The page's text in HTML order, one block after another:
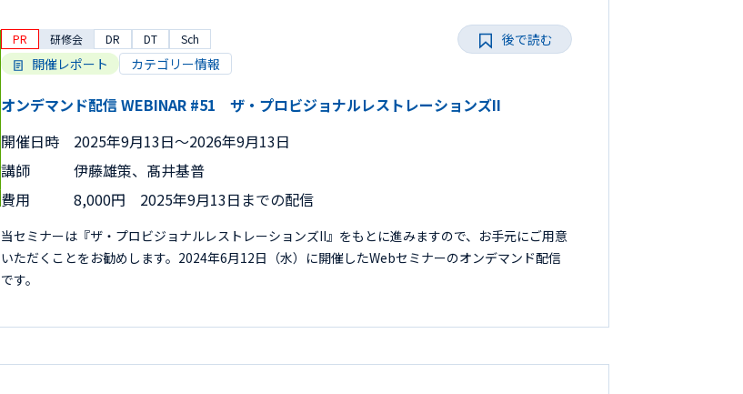
PR 研修会 DR DT Sch
開催レポート カテゴリー情報
オンデマンド配信 WEBINAR #51 ザ・プロビジョナルレストレーションズII
開催日時
2025年9月13日〜2026年9月13日
講師
伊藤雄策、髙井基普
費用
8,000円 2025年9月13日までの配信
当セミナーは『ザ・プロビジョナルレストレーションズII』をもとに進みますので、お手元にご用意
いただくことをお勧めします。2024年6月12日（水）に開催したWebセミナーのオンデマンド配信
です。
後で読む